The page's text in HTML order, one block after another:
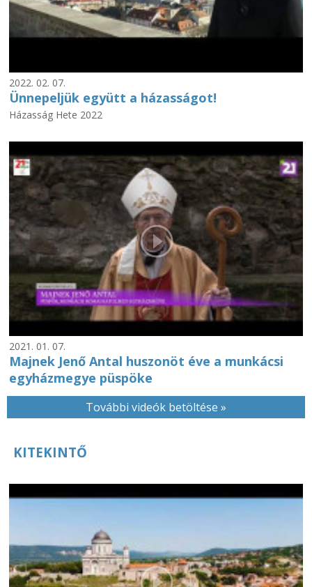
2022. 02. 07.
Ünnepeljük együtt a házasságot!
Házasság Hete 2022
2021. 01. 07.
Majnek Jenő Antal huszonöt éve a munkácsi
egyházmegye püspöke
További videók betöltése »
KITEKINTŐ